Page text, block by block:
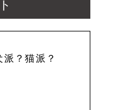
？猫派？